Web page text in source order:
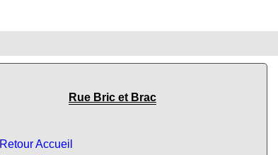
Rue Bric et Brac
Retour Accueil